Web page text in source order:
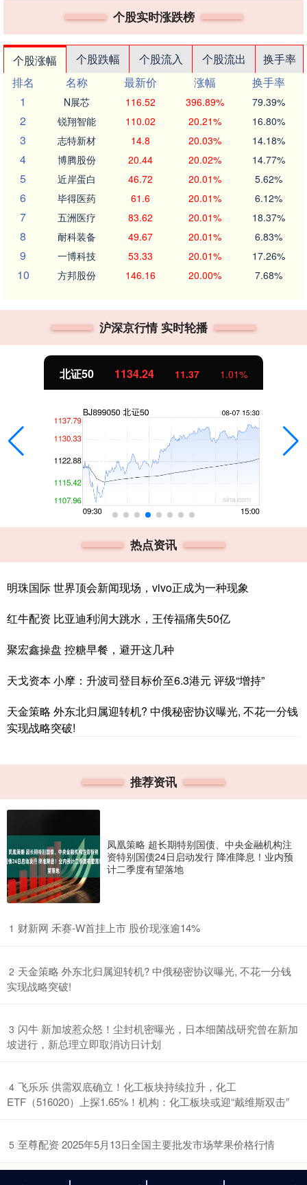
个股实时涨跌榜
个股涨幅 个股跌幅 个股流入 个股流出
换手率
排名
名称 最新价 涨幅
换手率
1
N展芯 116.52 396.89% 79.39%
2 锐翔智能 110.02 20.21% 16.80%
3 志特新材 14.8 20.03% 14.18%
4 博腾股份 20.44 20.02% 14.77%
5 近岸蛋白 46.72 20.01% 5.62%
6 毕得医药 61.6 20.01% 6.12%
7 五洲医疗 83.62 20.01% 18.37%
8 耐科装备 49.67 20.01% 6.83%
9 一博科技 53.33 20.01% 17.26%
10 方邦股份 146.16 20.00% 7.68%
沪深京行情 实时轮播
北证50 1134.24 11.37 1.01%
热点资讯
明珠国际 世界顶会新闻现场，vivo正成为一种现象
红牛配资 比亚迪利润大跳水，王传福痛失50亿
聚宏鑫操盘 控糖早餐，避开这几种
天戈资本 小摩：升波司登目标价至6.3港元 评级“增持”
天金策略 外东北归属迎转机? 中俄秘密协议曝光, 不花一分钱
实现战略突破!
推荐资讯
凤凰策略 超长期特别国债、中央金融机构注
资特别国债24日启动发行 降准降息！业内预
计二季度有望落地
1 ​财新网 禾赛-W首挂上市 股价现涨逾14%
2 ​天金策略 外东北归属迎转机? 中俄秘密协议曝光, 不花一分钱
实现战略突破!
3 ​闪牛 新加坡惹众怒！尘封机密曝光，日本细菌战研究曾在新加
坡进行，新总理立即取消访日计划
4 ​飞乐乐 供需双底确立！化工板块持续拉升，化工
ETF（516020）上探1.65%！机构：化工板块或迎“戴维斯双击”
5 ​至尊配资 2025年5月13日全国主要批发市场苹果价格行情